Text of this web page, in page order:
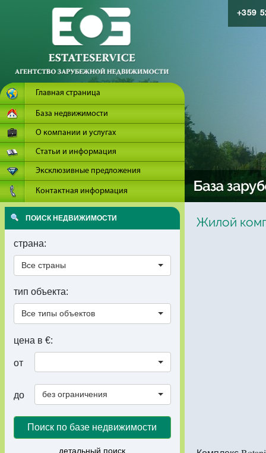
Главная страница
База недвижимости
О компании и услугах
Статьи и информация
Эксклюзивные предложения
Контактная информация
+359
ПОИСК НЕДВИЖИМОСТИ
страна:
Все страны
тип объекта:
Все типы объектов
цена в €:
от
до без ограничения
Поиск по базе недвижимости
детальный поиск
Жилой